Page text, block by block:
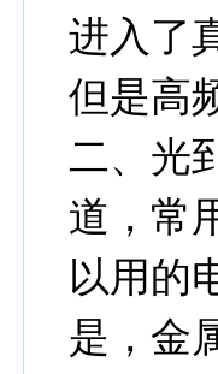
进入了
但是高
二、光
道，常
以用的
是，金